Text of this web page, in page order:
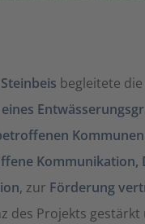
begleitete die
Kommunikation,
, zur Förderung
des Projekts gestärkt